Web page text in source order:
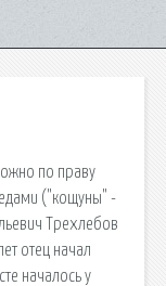
по праву
("кощуны" -
Трехлебов
отец начал
началось у